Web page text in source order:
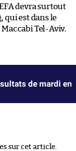
devra surtout
qui est dans le
Tel-Aviv.
de mardi en
sur cet article.